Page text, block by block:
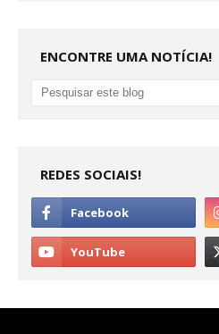
ENCONTRE UMA NOTÍCIA!
REDES SOCIAIS!